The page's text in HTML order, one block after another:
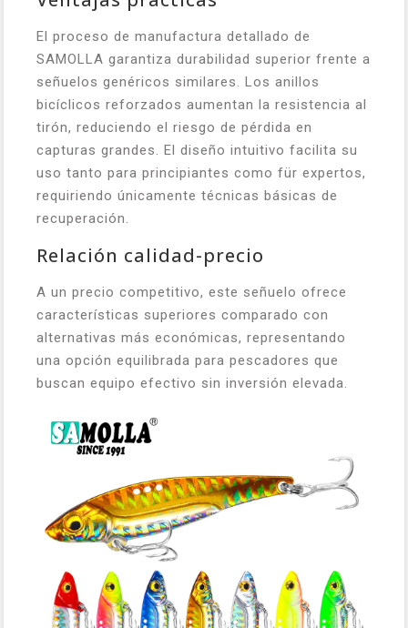
El proceso de manufactura detallado de
SAMOLLA garantiza durabilidad superior frente a
señuelos genéricos similares. Los anillos
bicíclicos reforzados aumentan la resistencia al
tirón, reduciendo el riesgo de pérdida en
capturas grandes. El diseño intuitivo facilita su
uso tanto para principiantes como für expertos,
requiriendo únicamente técnicas básicas de
recuperación.
Relación calidad-precio
A un precio competitivo, este señuelo ofrece
características superiores comparado con
alternativas más económicas, representando
una opción equilibrada para pescadores que
buscan equipo efectivo sin inversión elevada.